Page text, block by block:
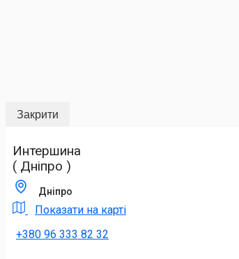
Закрити
Интершина
( Дніпро )
Дніпро
Показати на карті
+380 96 333 82 32